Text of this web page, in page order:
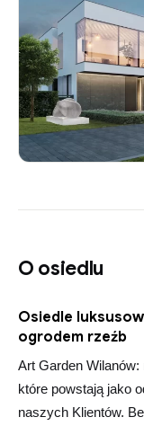
O osiedlu
Osiedle
ogrodem rzeźb
Art Garden
które powstają jako
naszych Klientów.